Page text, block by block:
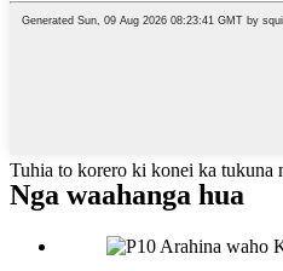
Tuhia to korero ki konei ka tukuna
Nga waahanga hua